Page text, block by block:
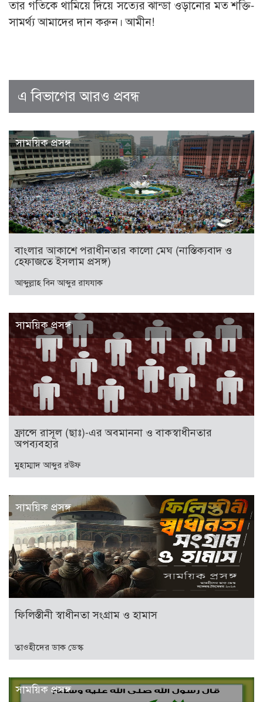
তার গতিকে থামিয়ে দিয়ে সত্যের ঝান্ডা ওড়ানোর মত শক্তি-
সামর্থ্য আমাদের দান করুন। আমীন!
এ বিভাগের আরও প্রবন্ধ
সাময়িক প্রসঙ্গ
বাংলার আকাশে পরাধীনতার কালো মেঘ (নাস্তিক্যবাদ ও
হেফাজতে ইসলাম প্রসঙ্গ)
আব্দুল্লাহ বিন আব্দুর রাযযাক
সাময়িক প্রসঙ্গ
ফ্রান্সে রাসূল (ছাঃ)-এর অবমাননা ও বাকস্বাধীনতার
অপব্যবহার
মুহাম্মাদ আব্দুর রঊফ
সাময়িক প্রসঙ্গ
ফিলিস্তীনী স্বাধীনতা সংগ্রাম ও হামাস
তাওহীদের ডাক ডেস্ক
সাময়িক প্রসঙ্গ